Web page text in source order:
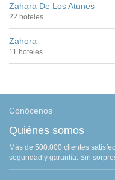
Zahara De Los Atunes
22 hoteles
Zahora
11 hoteles
Conócenos
Quiénes somos
Más de 500.000 clientes
seguridad y garantía. Sin